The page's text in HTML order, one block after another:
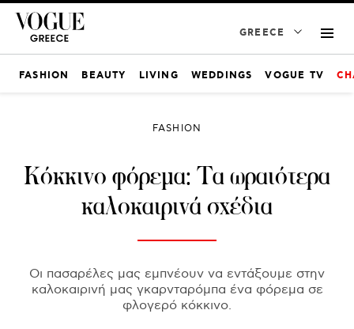
GREECE
FASHION BEAUTY LIVING WEDDINGS VOGUE TV
FASHION
Κόκκινο φόρεμα: Τα ωραιότερα
καλοκαιρινά σχέδια
Οι πασαρέλες μας εμπνέουν να εντάξουμε στην
καλοκαιρινή μας γκαρνταρόμπα ένα φόρεμα σε
φλογερό κόκκινο.